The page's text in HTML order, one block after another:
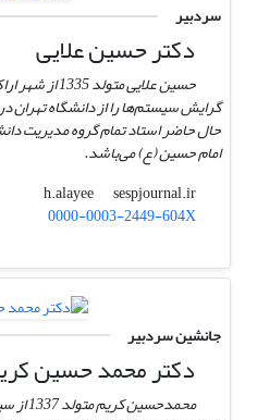
سردبیر
دکتر حسین علایی
حسین علایی
حال حاضر استاد تمام گروه مدیریت
امام حسین (ع) می‌باشد.
h.alayee
sespjournal.ir
0000-0003-2449-604X
جانشین سردبیر
دکتر محمد حسین